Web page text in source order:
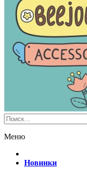
Меню
Новинки